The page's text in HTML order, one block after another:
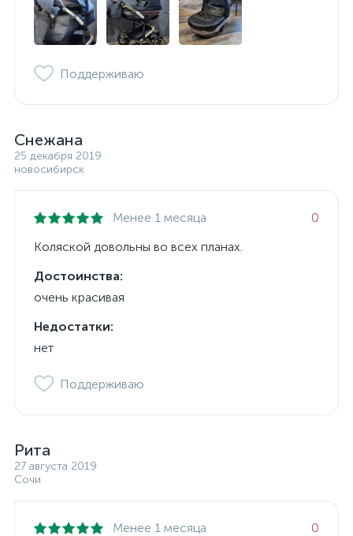
Поддерживаю
Снежана
25 декабря 2019
новосибирск
Менее 1 месяца
0
Коляской довольны во всех планах.
Достоинства:
очень красивая
Недостатки:
нет
Поддерживаю
Рита
27 августа 2019
Сочи
Менее 1 месяца
0